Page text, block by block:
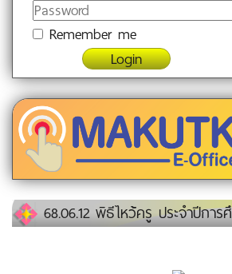
Remember me
Login
68.06.12 พิธีไหว้ครู ประจำปีการ